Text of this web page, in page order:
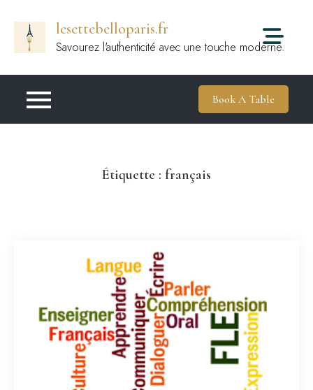
contenu
lesettebelloparis.fr
Savourez l'authenticité avec une touche moderne.
Book A Table
Étiquette : français